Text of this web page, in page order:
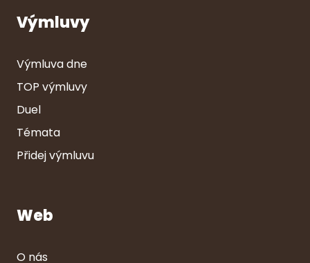
Výmluvy
Výmluva dne
TOP výmluvy
Duel
Témata
Přidej výmluvu
Web
O nás